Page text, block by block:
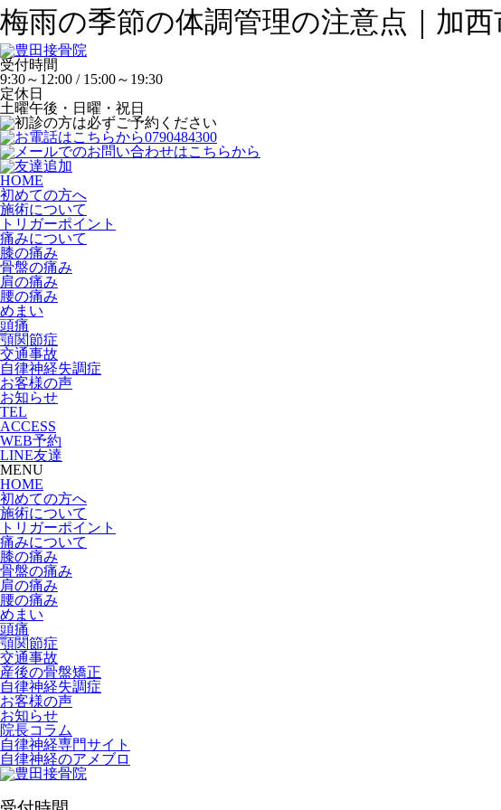
梅雨の季節の体調管理の注意点｜加
受付時間
9:30～12:00 / 15:00～19:30
定休日
土曜午後・日曜・祝日
HOME
初めての方へ
施術について
トリガーポイント
痛みについて
膝の痛み
骨盤の痛み
肩の痛み
腰の痛み
めまい
頭痛
顎関節症
交通事故
自律神経失調症
お客様の声
お知らせ
TEL
ACCESS
WEB予約
LINE友達
MENU
HOME
初めての方へ
施術について
トリガーポイント
痛みについて
膝の痛み
骨盤の痛み
肩の痛み
腰の痛み
めまい
頭痛
顎関節症
交通事故
産後の骨盤矯正
自律神経失調症
お客様の声
お知らせ
院長コラム
自律神経専門サイト
自律神経のアメブロ